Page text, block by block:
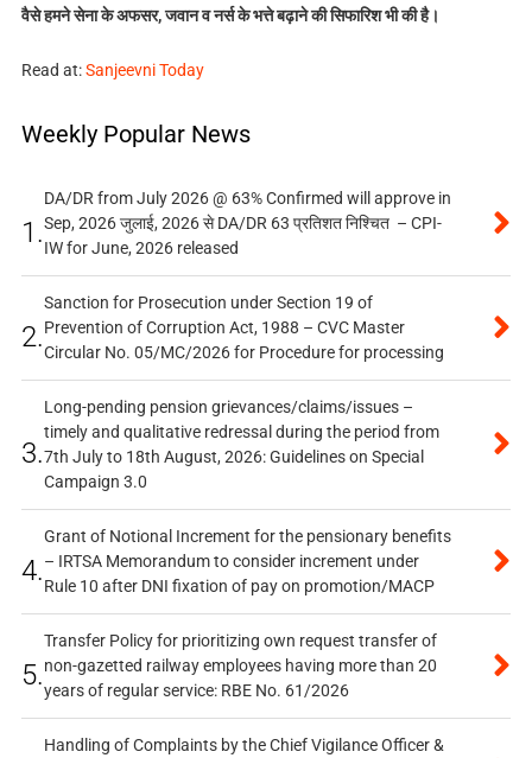
वैसे हमने सेना के अफसर, जवान व नर्स के भत्ते बढ़ाने की सिफारिश भी की है।
Read at:Sanjeevni Today
Weekly Popular News
1.
DA/DR from July 2026 @ 63% Confirmed will approve in
Sep, 2026 जुलाई, 2026 से DA/DR 63 प्रतिशत निश्चित – CPI-
IW for June, 2026 released
2.
Sanction for Prosecution under Section 19 of
Prevention of Corruption Act, 1988 – CVC Master
Circular No. 05/MC/2026 for Procedure for processing
3.
Long-pending pension grievances/claims/issues –
timely and qualitative redressal during the period from
7th July to 18th August, 2026: Guidelines on Special
Campaign 3.0
4.
Grant of Notional Increment for the pensionary benefits
– IRTSA Memorandum to consider increment under
Rule 10 after DNI fixation of pay on promotion/MACP
5.
Transfer Policy for prioritizing own request transfer of
non-gazetted railway employees having more than 20
years of regular service: RBE No. 61/2026
Handling of Complaints by the Chief Vigilance Officer &